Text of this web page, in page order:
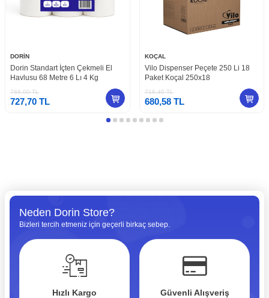
DORİN
Dorin Standart İçten Çekmeli El
Havlusu 68 Metre 6 Lı 4 Kg
766,00TL
727,70 TL
KOÇAL
Vilo Dispenser Peçete 250 Li 18
Paket Koçal 250x18
716,40TL
680,58TL
Neden Dorin Store?
Bizleri tercih etmeniz için geçerli birkaç sebep.
Hızlı Kargo Güvenli Alışveriş